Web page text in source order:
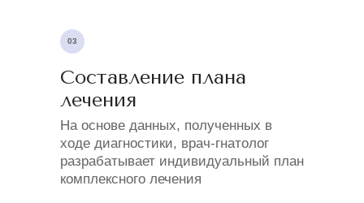
Составление плана
лечения
На основе данных, полученных в
ходе диагностики, врач-гнатолог
разрабатывает индивидуальный план
комплексного лечения
03